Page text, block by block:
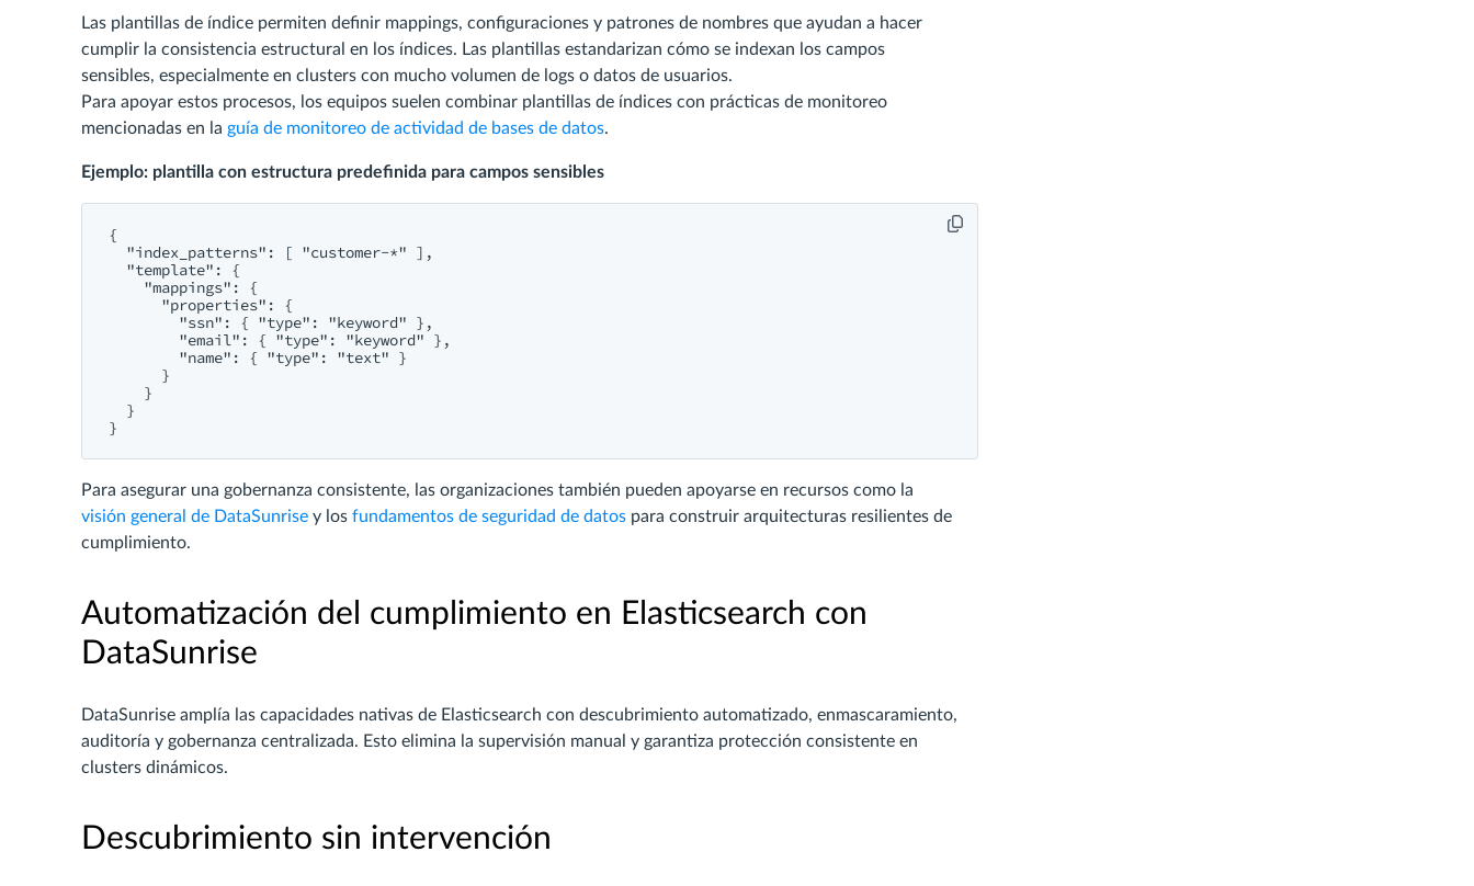
Las plantillas de índice permiten definir mappings, configuraciones y patrones de nombres que ayudan a hacer
cumplir la consistencia estructural en los índices. Las plantillas estandarizan cómo se indexan los campos
sensibles, especialmente en clusters con mucho volumen de logs o datos de usuarios.
Para apoyar estos procesos, los equipos suelen combinar plantillas de índices con prácticas de monitoreo
mencionadas en la guía de monitoreo de actividad de bases de datos.
Ejemplo: plantilla con estructura predefinida para campos sensibles
{
  "index_patterns": [ "customer-*" ],
  "template": {
    "mappings": {
      "properties": {
        "ssn": { "type": "keyword" },
        "email": { "type": "keyword" },
        "name": { "type": "text" }
      }
    }
  }
Para asegurar una gobernanza consistente, las organizaciones también pueden apoyarse en recursos como la
visión general de DataSunrise y los fundamentos de seguridad de datos para construir arquitecturas resilientes de
cumplimiento.
Automatización del cumplimiento en Elasticsearch con
DataSunrise
DataSunrise amplía las capacidades nativas de Elasticsearch con descubrimiento automatizado, enmascaramiento,
auditoría y gobernanza centralizada. Esto elimina la supervisión manual y garantiza protección consistente en
clusters dinámicos.
Descubrimiento sin intervención